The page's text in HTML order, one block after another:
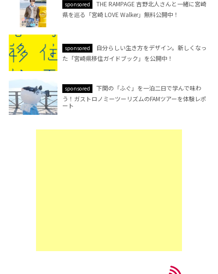
sponsored
THE RAMPAGE 吉野北人さんと一緒に宮崎
県を巡る「宮崎 LOVE Walker」無料公開中！
sponsored
自分らしい生き方をデザイン。新しくなっ
た「宮崎県移住ガイドブック」を公開中！
sponsored
下関の「ふぐ」を一泊二日で学んで味わ
う！ガストロノミーツーリズムのFAMツアーを体験レポ
ート